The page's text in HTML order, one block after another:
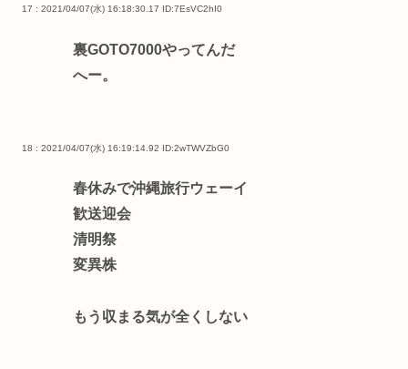
17 : 2021/04/07(水) 16:18:30.17 ID:7EsVC2hI0
裏GOTO7000やってんだ
へー。
18 : 2021/04/07(水) 16:19:14.92 ID:2wTWVZbG0
春休みで沖縄旅行ウェーイ
歓送迎会
清明祭
変異株
もう収まる気が全くしない